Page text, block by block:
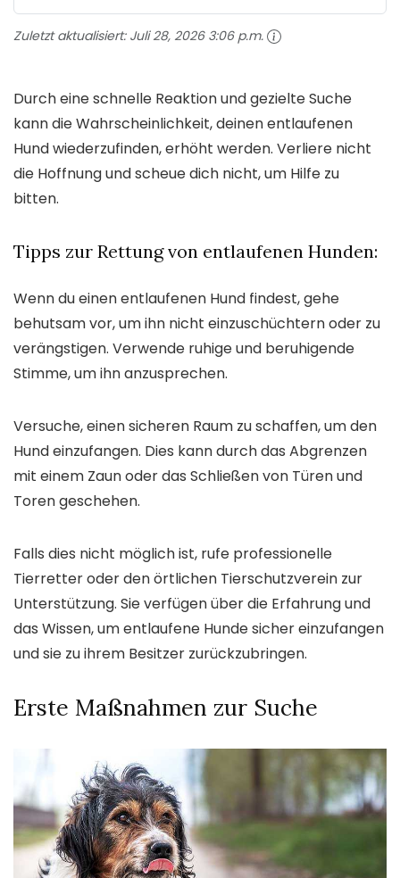
Zuletzt aktualisiert: Juli 28, 2026 3:06 p.m.
Durch eine schnelle Reaktion und gezielte Suche
kann die Wahrscheinlichkeit, deinen entlaufenen
Hund wiederzufinden, erhöht werden. Verliere nicht
die Hoffnung und scheue dich nicht, um Hilfe zu
bitten.
Tipps zur Rettung von entlaufenen Hunden:
Wenn du einen entlaufenen Hund findest, gehe
behutsam vor, um ihn nicht einzuschüchtern oder zu
verängstigen. Verwende ruhige und beruhigende
Stimme, um ihn anzusprechen.
Versuche, einen sicheren Raum zu schaffen, um den
Hund einzufangen. Dies kann durch das Abgrenzen
mit einem Zaun oder das Schließen von Türen und
Toren geschehen.
Falls dies nicht möglich ist, rufe professionelle
Tierretter oder den örtlichen Tierschutzverein zur
Unterstützung. Sie verfügen über die Erfahrung und
das Wissen, um entlaufene Hunde sicher einzufangen
und sie zu ihrem Besitzer zurückzubringen.
Erste Maßnahmen zur Suche